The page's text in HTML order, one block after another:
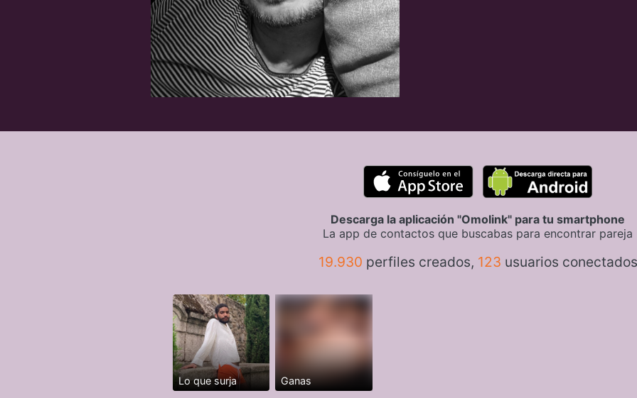
Descarga la aplicación "Omolink" para tu smartphone
La app de contactos que buscabas para encontrar pareja
19.930 perfiles creados, 123 usuarios conectados
Lo que surja Ganas